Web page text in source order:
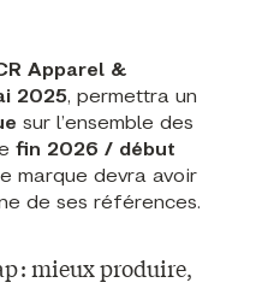
Apparel &
2025, permettra un
sur l’ensemble des
fin 2026 / début
marque devra avoir
de ses références.
: mieux produire,